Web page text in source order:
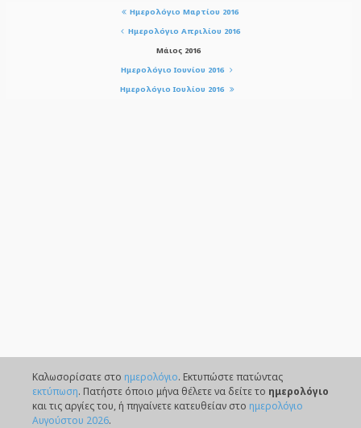
Ημερολόγιο Μαρτίου 2016
Ημερολόγιο Απριλίου 2016
Μάιος 2016
Ημερολόγιο Ιουνίου 2016
Ημερολόγιο Ιουλίου 2016
Καλωσορίσατε στο ημερολόγιο. Eκτυπώστε πατώντας
εκτύπωση. Πατήστε όποιο μήνα θέλετε να δείτε το ημερολόγιο
και τις αργίες του, ή πηγαίνετε κατευθείαν στο ημερολόγιο
Αυγούστου 2026.